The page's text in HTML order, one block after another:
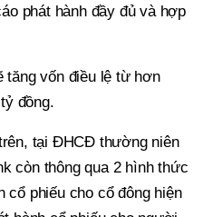
phát hành đầy đủ và hợp
tăng vốn điều lệ từ hơn
đồng.
tại ĐHCĐ thường niên
còn thông qua 2 hình thức
cổ phiếu cho cổ đông hiện